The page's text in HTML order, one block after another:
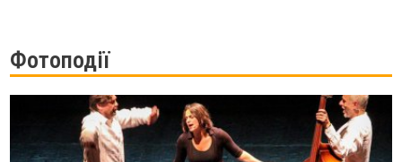
Фотоподії